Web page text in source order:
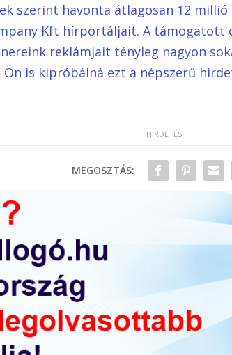
szerint havonta átlagosan 12
Kft hírportáljait. A támogatott
reklámjait tényleg nagyon
is kipróbálná ezt a népszerű
MEGOSZTÁS: